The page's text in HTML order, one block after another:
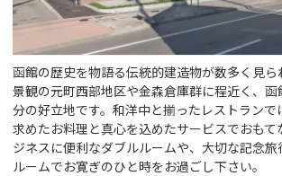
函館の歴史を物語る伝統的建造物が数多く見ら
景観の元町西部地区や金森倉庫群に程近く、
分の好立地です。和洋中と揃ったレストランで
求めたお料理と真心を込めたサービスでおもて
ジネスに便利なダブルルームや、大切な記念
ルームでお寛ぎのひと時をお過ごし下さい。